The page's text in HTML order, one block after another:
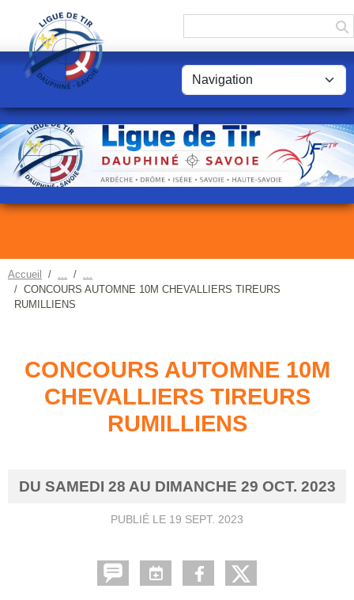
Accueil
CONCOURS AUTOMNE 10M CHEVALLIERS TIREURS
RUMILLIENS
CONCOURS AUTOMNE 10M
CHEVALLIERS TIREURS
RUMILLIENS
DU SAMEDI 28 AU DIMANCHE 29 OCT. 2023
PUBLIÉ LE 19 SEPT. 2023
Panneau de gestion des cookies